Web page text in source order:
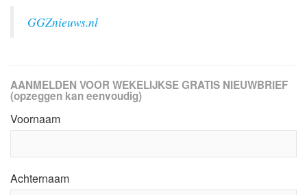
GGZnieuws.nl
AANMELDEN VOOR WEKELIJKSE GRATIS NIEUWBRIEF
(opzeggen kan eenvoudig)
Voornaam
Achternaam